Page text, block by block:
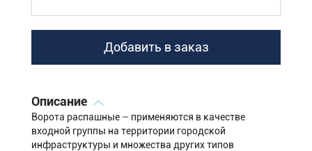
Добавить в заказ
Описание
Ворота распашные – применяются в качестве
входной группы на территории городской
инфраструктуры и множества других типов